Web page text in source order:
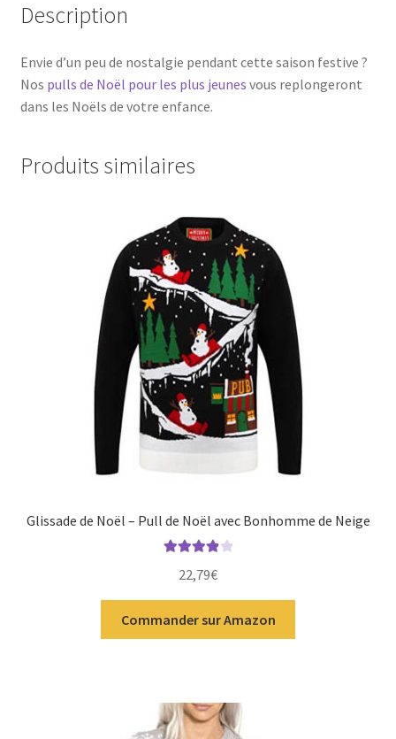
Description
Envie d’un peu de nostalgie pendant cette saison festive ?
Nos pulls de Noël pour les plus jeunes vous replongeront
dans les Noëls de votre enfance.
Produits similaires
Glissade de Noël – Pull de Noël avec Bonhomme de Neige
sur 5
22,79€
Commander sur Amazon